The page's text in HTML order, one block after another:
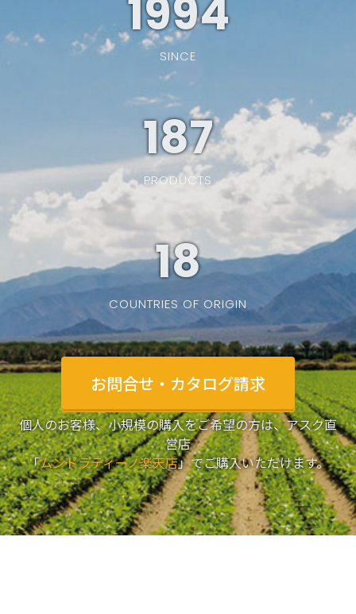
1994
SINCE
187
PRODUCTS
19
COUNTRIES OF ORIGIN
お問合せ・カタログ請求
個人のお客様、小規模の購入をご希望の方は、アスク直
営店
「ムンドラティーノ楽天店」でご購入いただけます。